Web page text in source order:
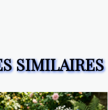
SIMILAIRES